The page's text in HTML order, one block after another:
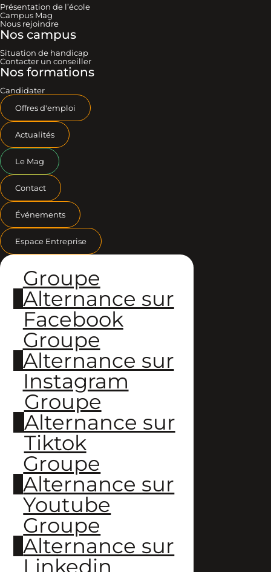
Présentation de l’école
Campus Mag
Nous rejoindre
Nos campus
Situation de handicap
Contacter un conseiller
Nos formations
Candidater
Offres d'emploi
Actualités
Le Mag
Contact
Événements
Espace Entreprise
Groupe
Alternance sur
Facebook
Groupe
Alternance sur
Instagram
Groupe
Alternance sur
Tiktok
Groupe
Alternance sur
Youtube
Groupe
Alternance sur
Linkedin